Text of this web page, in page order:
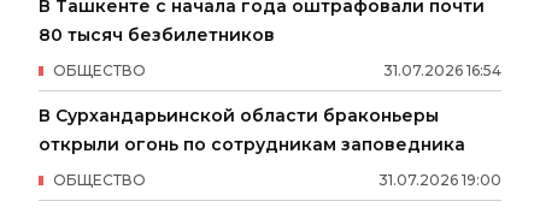
В Ташкенте с начала года оштрафовали почти
80 тысяч безбилетников
31.07.2026 16:54
ОБЩЕСТВО
В Сурхандарьинской области браконьеры
открыли огонь по сотрудникам заповедника
31.07.2026 19:00
ОБЩЕСТВО